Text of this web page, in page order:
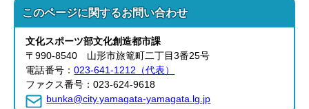
このページに関するお問い合わせ
文化スポーツ部文化創造都市課
〒990-8540 山形市旅篭町二丁目3番25号
電話番号：023-641-1212（代表）
ファクス番号：023-624-9618
bunka@city.yamagata-yamagata.lg.jp